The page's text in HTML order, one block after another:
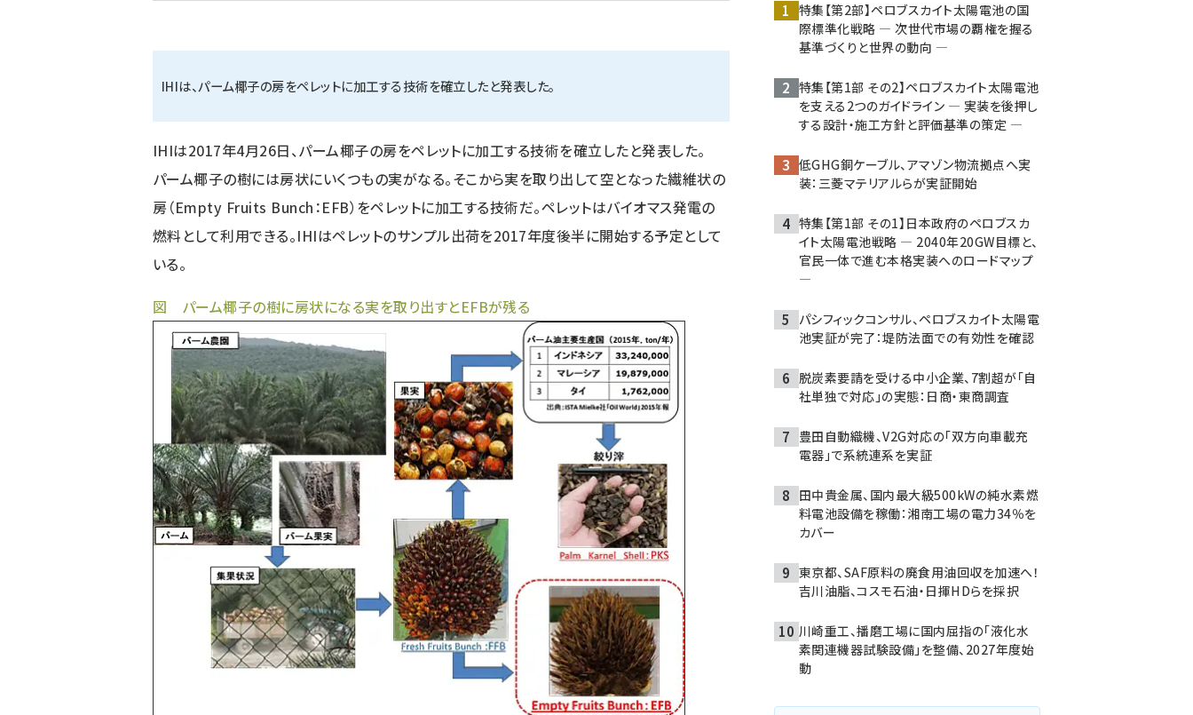
IHIは、パーム椰子の房をペレットに加工する技術を確立したと発表した。
IHIは2017年4月26日、パーム椰子の房をペレットに加工する技術を確立したと発表した。
パーム椰子の樹には房状にいくつもの実がなる。そこから実を取り出して空となった繊維状の
房（Empty Fruits Bunch：EFB）をペレットに加工する技術だ。ペレットはバイオマス発電の
燃料として利用できる。IHIはペレットのサンプル出荷を2017年度後半に開始する予定として
いる。
図 パーム椰子の樹に房状になる実を取り出すとEFBが残る
特集【第2部】ペロブスカイト太陽電池の国
際標準化戦略 ― 次世代市場の覇権を握る
基準づくりと世界の動向 ―
特集【第1部 その2】ペロブスカイト太陽電池
を支える2つのガイドライン ― 実装を後押し
する設計・施工方針と評価基準の策定 ―
低GHG銅ケーブル、アマゾン物流拠点へ実
装：三菱マテリアルらが実証開始
特集【第1部 その1】日本政府のペロブスカ
イト太陽電池戦略 ― 2040年20GW目標と、
官民一体で進む本格実装へのロードマップ
―
パシフィックコンサル、ペロブスカイト太陽電
池実証が完了：堤防法面での有効性を確認
脱炭素要請を受ける中小企業、7割超が「自
社単独で対応」の実態：日商・東商調査
豊田自動織機、V2G対応の「双方向車載充
電器」で系統連系を実証
田中貴金属、国内最大級500kWの純水素燃
料電池設備を稼働：湘南工場の電力34％を
カバー
東京都、SAF原料の廃食用油回収を加速へ！
吉川油脂、コスモ石油・日揮HDらを採択
川崎重工、播磨工場に国内屈指の「液化水
素関連機器試験設備」を整備、2027年度始
動